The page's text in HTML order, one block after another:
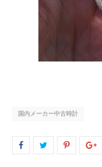
国内メーカー中古時計